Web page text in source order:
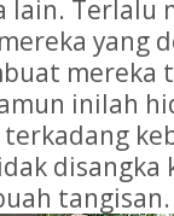
lain. Terlalu
yang
mereka
inilah
tangisan.